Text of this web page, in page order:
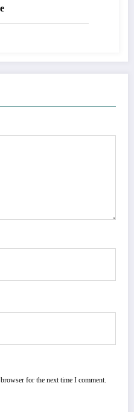
for the next time I comment.